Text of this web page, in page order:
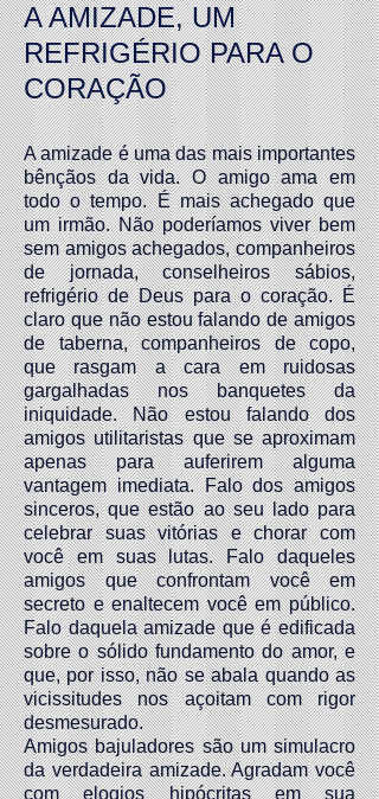
A AMIZADE, UM
REFRIGÉRIO PARA O
CORAÇÃO
A amizade é uma das mais importantes
bênçãos da vida. O amigo ama em
todo o tempo. É mais achegado que
um irmão. Não poderíamos viver bem
sem amigos achegados, companheiros
de jornada, conselheiros sábios,
refrigério de Deus para o coração. É
claro que não estou falando de amigos
de taberna, companheiros de copo,
que rasgam a cara em ruidosas
gargalhadas nos banquetes da
iniquidade. Não estou falando dos
amigos utilitaristas que se aproximam
apenas para auferirem alguma
vantagem imediata. Falo dos amigos
sinceros, que estão ao seu lado para
celebrar suas vitórias e chorar com
você em suas lutas. Falo daqueles
amigos que confrontam você em
secreto e enaltecem você em público.
Falo daquela amizade que é edificada
sobre o sólido fundamento do amor, e
que, por isso, não se abala quando as
vicissitudes nos açoitam com rigor
desmesurado.
Amigos bajuladores são um simulacro
da verdadeira amizade. Agradam você
com elogios hipócritas em sua